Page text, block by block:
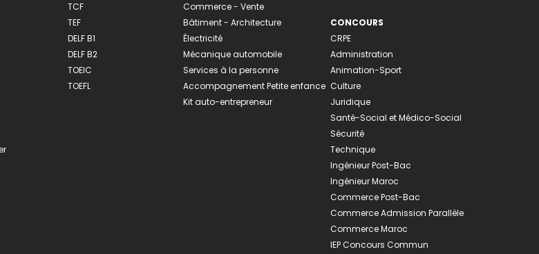
TCF
TEF
DELF B1
DELF B2
TOEIC
TOEFL
Commerce - Vente
Bâtiment - Architecture
Électricité
Mécanique automobile
Services à la personne
Accompagnement Petite enfance
Kit auto-entrepreneur
CONCOURS
CRPE
Administration
Animation-Sport
Culture
Juridique
Santé-Social et Médico-Social
Sécurité
Technique
Ingénieur Post-Bac
Ingénieur Maroc
Commerce Post-Bac
Commerce Admission Parallèle
Commerce Maroc
IEP Concours Commun